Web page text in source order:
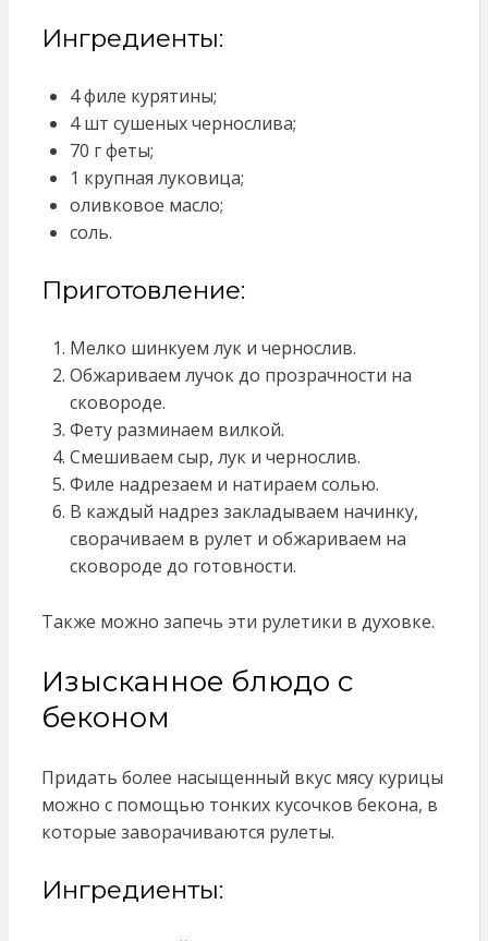
Ингредиенты:
4 филе курятины;
4 шт сушеных чернослива;
70 г феты;
1 крупная луковица;
оливковое масло;
соль.
Приготовление:
Мелко шинкуем лук и чернослив.
Обжариваем лучок до прозрачности на
сковороде.
Фету разминаем вилкой.
Смешиваем сыр, лук и чернослив.
Филе надрезаем и натираем солью.
В каждый надрез закладываем начинку,
сворачиваем в рулет и обжариваем на
сковороде до готовности.
Также можно запечь эти рулетики в духовке.
Изысканное блюдо с
беконом
Придать более насыщенный вкус мясу курицы
можно с помощью тонких кусочков бекона, в
которые заворачиваются рулеты.
Ингредиенты: